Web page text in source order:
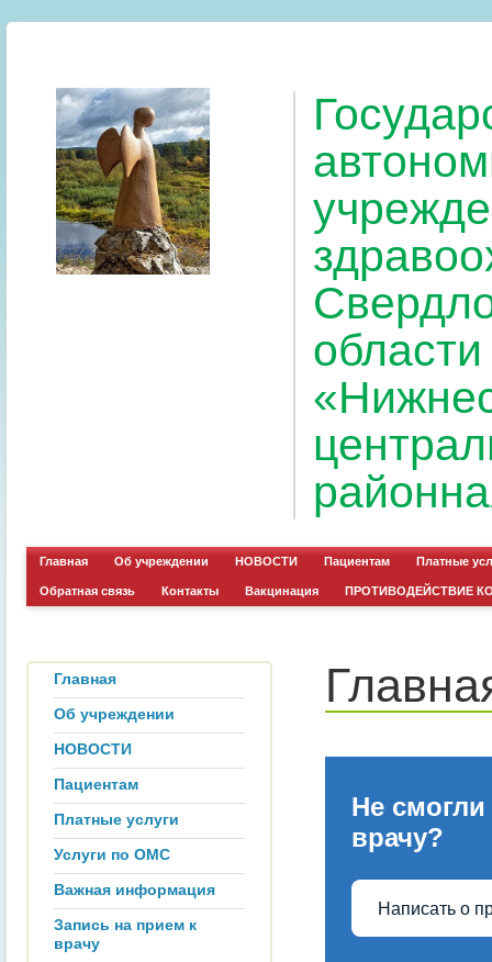
области
Главная Об учреждении НОВОСТИ Пациентам Платные
Обратная связь Контакты Вакцинация ПРОТИВОДЕЙСТВИЕ
Главная
Об учреждении
НОВОСТИ
Пациентам
Платные услуги
Услуги по ОМС
Важная информация
Запись на прием к
врачу
Не смогли
врачу?
Написать о